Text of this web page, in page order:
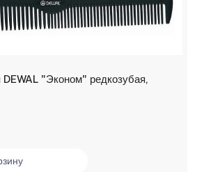
DEWAL "Эконом" редкозубая,